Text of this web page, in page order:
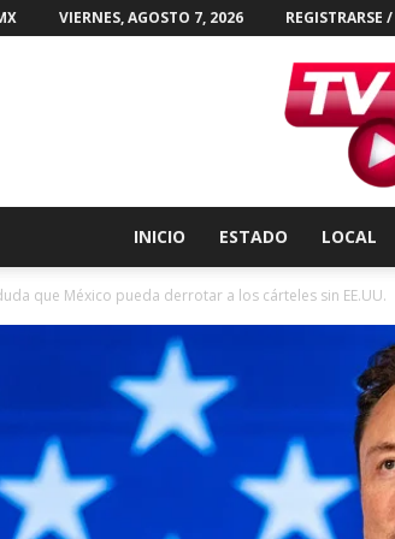
VIERNES, AGOSTO 7, 2026 REGISTRARSE
INICIO ESTADO LOCAL
que México pueda derrotar a los cárteles sin EE.UU.